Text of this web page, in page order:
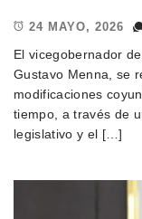
24 MAYO, 2026
El vicegobernador
Gustavo Menna, se
modificaciones
tiempo, a través de
legislativo y el […]